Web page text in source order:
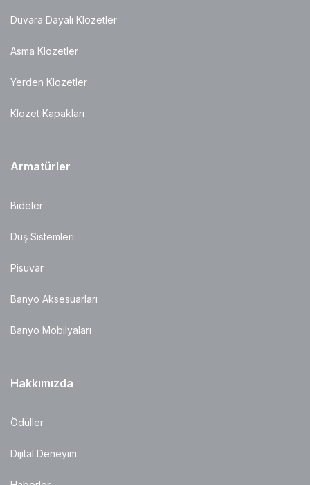
Duvara Dayalı Klozetler
Asma Klozetler
Yerden Klozetler
Klozet Kapakları
Armatürler
Bideler
Duş Sistemleri
Pisuvar
Banyo Aksesuarları
Banyo Mobilyaları
Hakkımızda
Ödüller
Dijital Deneyim